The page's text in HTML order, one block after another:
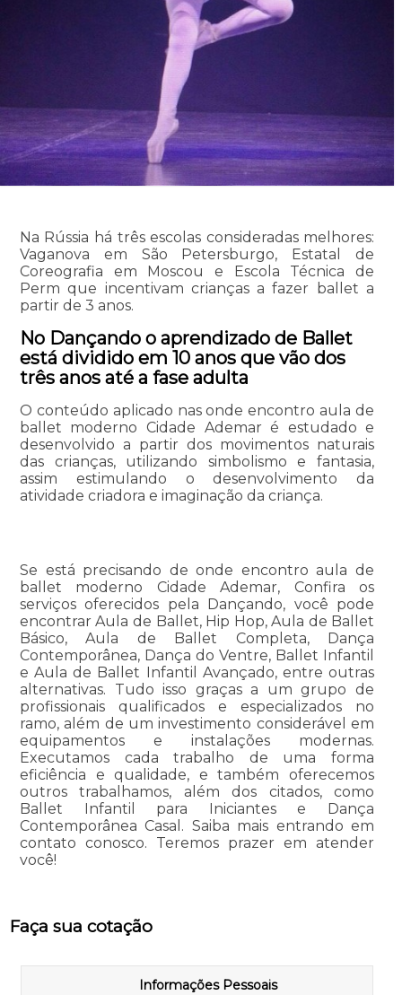
Na Rússia há três escolas consideradas melhores:
Vaganova em São Petersburgo, Estatal de
Coreografia em Moscou e Escola Técnica de
Perm que incentivam crianças a fazer ballet a
partir de 3 anos.
No Dançando o aprendizado de Ballet
está dividido em 10 anos que vão dos
três anos até a fase adulta
O conteúdo aplicado nas onde encontro aula de
ballet moderno Cidade Ademar é estudado e
desenvolvido a partir dos movimentos naturais
das crianças, utilizando simbolismo e fantasia,
assim estimulando o desenvolvimento da
atividade criadora e imaginação da criança.
Se está precisando de onde encontro aula de
ballet moderno Cidade Ademar, Confira os
serviços oferecidos pela Dançando, você pode
encontrar Aula de Ballet, Hip Hop, Aula de Ballet
Básico, Aula de Ballet Completa, Dança
Contemporânea, Dança do Ventre, Ballet Infantil
e Aula de Ballet Infantil Avançado, entre outras
alternativas. Tudo isso graças a um grupo de
profissionais qualificados e especializados no
ramo, além de um investimento considerável em
equipamentos e instalações modernas.
Executamos cada trabalho de uma forma
eficiência e qualidade, e também oferecemos
outros trabalhamos, além dos citados, como
Ballet Infantil para Iniciantes e Dança
Contemporânea Casal. Saiba mais entrando em
contato conosco. Teremos prazer em atender
você!
Faça sua cotação
Informações Pessoais